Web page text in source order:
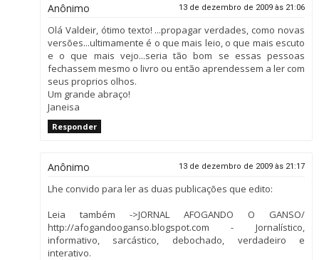
Anônimo 13 de dezembro de 2009 às 21:06
Olá Valdeir, ótimo texto! ...propagar verdades, como novas
versões...ultimamente é o que mais leio, o que mais escuto
e o que mais vejo...seria tão bom se essas pessoas
fechassem mesmo o livro ou então aprendessem a ler com
seus proprios olhos.
Um grande abraço!
Janeisa
Responder
Anônimo 13 de dezembro de 2009 às 21:17
Lhe convido para ler as duas publicações que edito:
Leia também ->JORNAL AFOGANDO O GANSO/
http://afogandooganso.blogspot.com - Jornalístico,
informativo, sarcástico, debochado, verdadeiro e
interativo.